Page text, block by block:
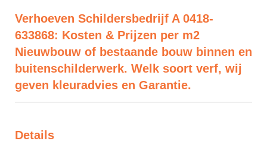
Verhoeven Schildersbedrijf A 0418-
633868: Kosten & Prijzen per m2
Nieuwbouw of bestaande bouw binnen en
buitenschilderwerk. Welk soort verf, wij
geven kleuradvies en Garantie.
Details